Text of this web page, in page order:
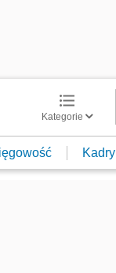
Kategorie
Kadry